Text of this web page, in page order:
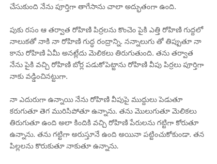
చేసుకుంది నేను పూర్తిగా తాగేసాను చాలా అద్భుతంగా ఉంది.
పుకు రసం ఆ తర్వాత రోహిణి పిర్రలను కొంచెం పైకి ఎత్తి రోహిణి గుద్దలో
నాలుకతో నాకి నా రోహిణి గుద్ధ రంద్రాన్ని. నన్నాలుగు తో తిప్పుతూ నా
కాను రోహిణి ఏమీ అనట్లేదు మెలికలు తిరుగుతుంది. తను తర్వాత
నేను పైకి వచ్చి రోహిణి బోర్ల పడుకోపెట్టాను రోహిణి వీపు పిర్రలు పూర్తిగా
నాకు వడ్డించినట్టుగా.
నా ఎదురుగా ఉన్నాయి నేను రోహిణి వీపుపై ముద్దులు పెడుతూ
కరుగుతూ తెగ మురిసిపోతూ ఉన్నాను. తను మొలుగుతూ మెలికలు
తిరుగుతూ ఉంది అలా కిందికి వచ్చి రోహిణి పేరులను గట్టిగా కోరుతూ
ఉన్నాను. తను గట్టిగా అరుస్తూనే ఉంది అయినా పట్టించుకోకుండా. తన
పిల్లలను కొరుకుతూ నాకుతూ ఉన్నాను.